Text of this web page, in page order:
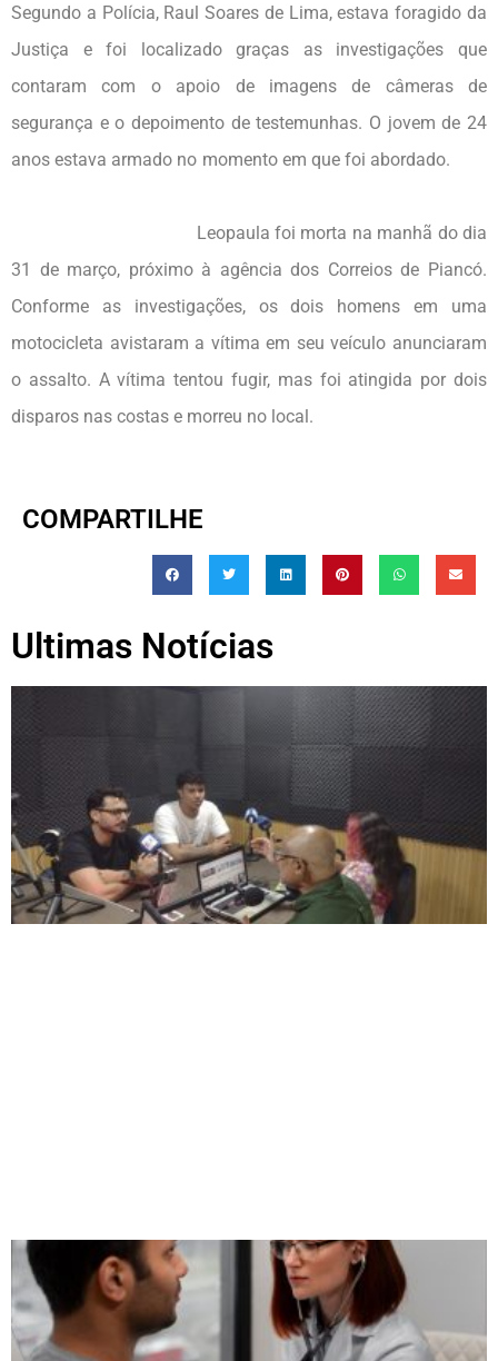
Segundo a Polícia, Raul Soares de Lima, estava foragido da
Justiça e foi localizado graças as investigações que
contaram com o apoio de imagens de câmeras de
segurança e o depoimento de testemunhas. O jovem de 24
anos estava armado no momento em que foi abordado.
Leopaula foi morta na manhã do dia
31 de março, próximo à agência dos Correios de Piancó.
Conforme as investigações, os dois homens em uma
motocicleta avistaram a vítima em seu veículo anunciaram
o assalto. A vítima tentou fugir, mas foi atingida por dois
disparos nas costas e morreu no local.
COMPARTILHE
Ultimas Notícias